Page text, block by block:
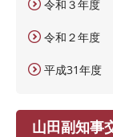
令和３年度
令和２年度
平成31年度
山田副知事